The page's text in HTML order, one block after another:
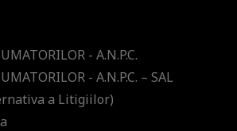
- A.N.P.C.
- A.N.P.C. – SAL
a Litigiilor)